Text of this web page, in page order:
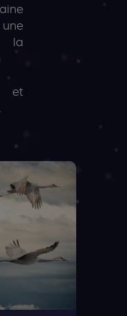
la
et